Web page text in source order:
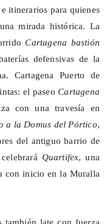
itinerarios para quienes
mirada histórica. La
Cartagena bastión
defensivas de la
Cartagena Puerto de
el paseoCartagena
con una travesía en
a la Domus del Pórtico,
del antiguo barrio de
Quartifex, una
con inicio en la Muralla